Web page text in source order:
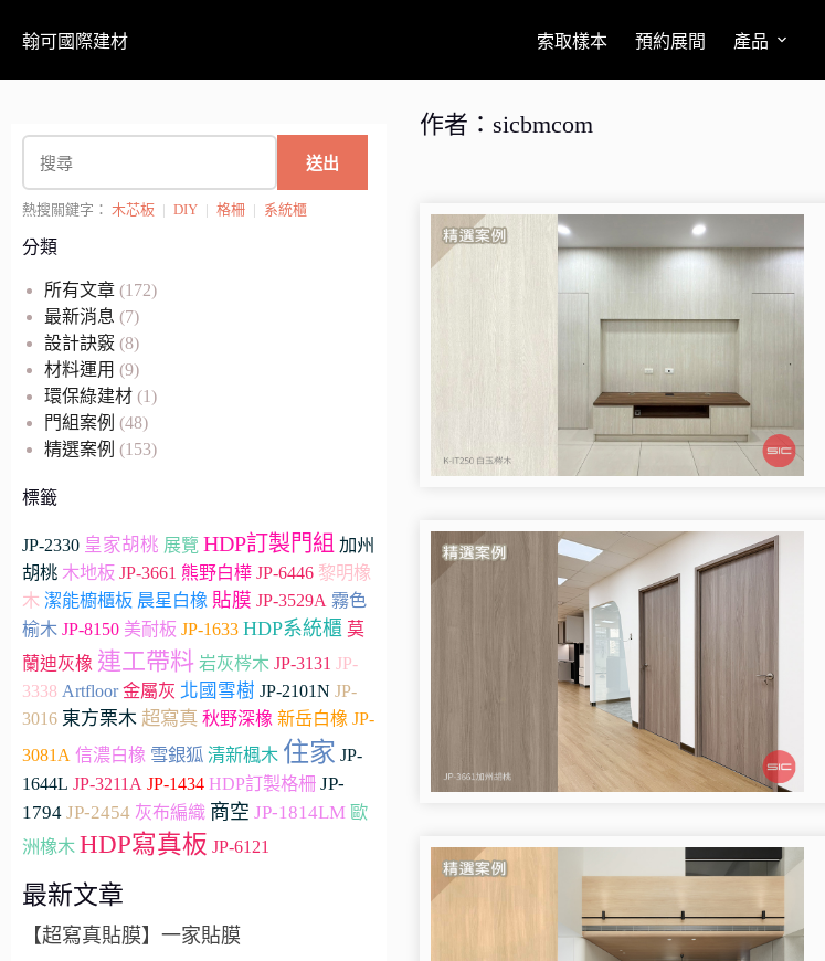
翰可國際建材 索取樣本 預約展間 產品
送出
熱搜關鍵字： 木芯板 | DIY | 格柵 | 系統櫃
分類
所有文章 (172)
最新消息 (7)
設計訣竅 (8)
材料運用 (9)
環保綠建材 (1)
門組案例 (48)
精選案例 (153)
標籤
JP-2330 皇家胡桃 展覽 HDP訂製門組 加州
胡桃 木地板 JP-3661 熊野白樺 JP-6446 黎明橡
木 潔能櫥櫃板 晨星白橡 貼膜 JP-3529A 霧色
榆木 JP-8150 美耐板 JP-1633 HDP系統櫃 莫
蘭迪灰橡 連工帶料 岩灰梣木 JP-3131 JP-
3338 Artfloor 金屬灰 北國雪樹 JP-2101N JP-
3016 東方栗木 超寫真 秋野深橡 新岳白橡 JP-
3081A 信濃白橡 雪銀狐 清新楓木 住家 JP-
1644L JP-3211A JP-1434 HDP訂製格柵 JP-
1794 JP-2454 灰布編織 商空 JP-1814LM 歐
洲橡木 HDP寫真板 JP-6121
最新文章
【超寫真貼膜】一家貼膜
作者： sicbmcom